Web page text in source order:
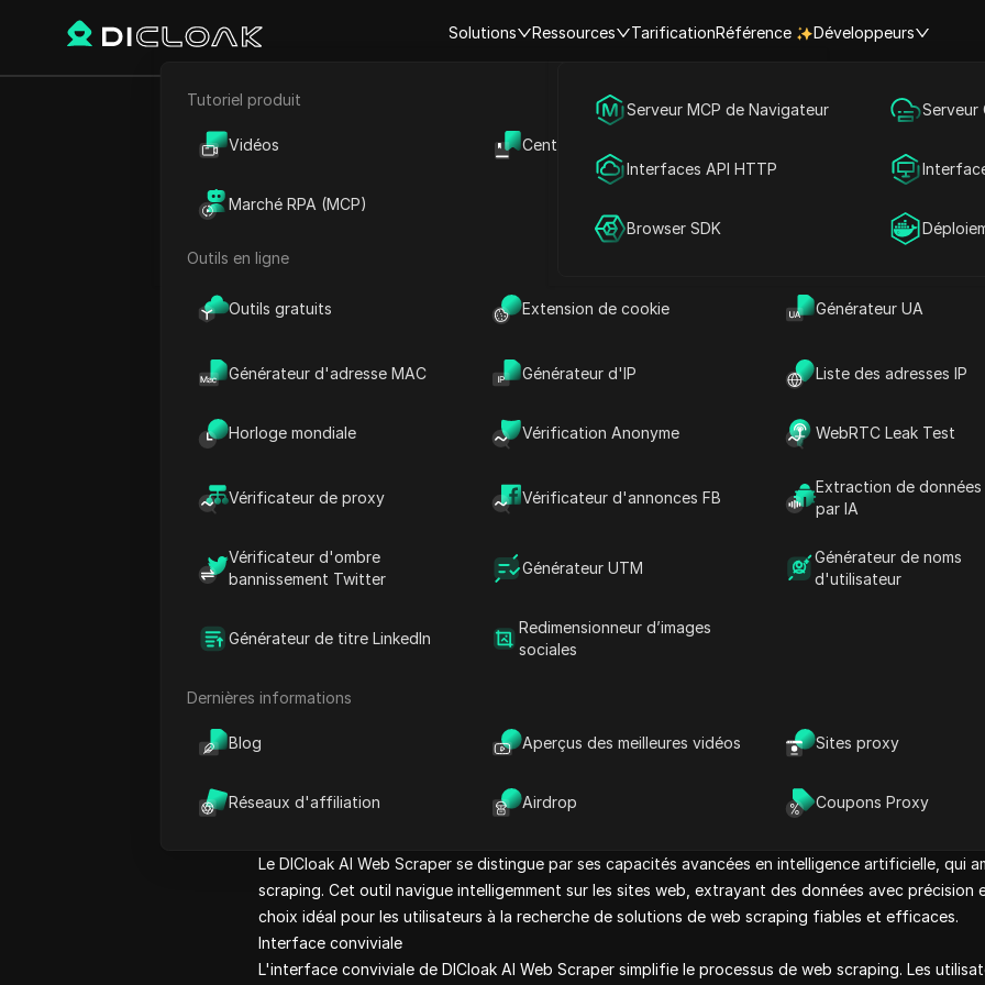
Solutions
E-commerce Marketing des médias sociaux
Publicité
Partage de compte
Ressources
Tutoriel produit
Vidéos Centre d'aide
Marché RPA (MCP)
Outils en ligne
Outils gratuits Extension de cookie Générateur UA
Générateur d'adresse MAC Générateur d'IP Liste des adresses IP
Horloge mondiale Vérification Anonyme WebRTC Leak Test
Vérificateur de proxy Vérificateur d'annonces FB
Extraction de données
par IA
Vérificateur d'ombre
bannissement Twitter
Générateur UTM
Générateur de noms
d'utilisateur
Générateur de titre LinkedIn
Redimensionneur d’images
sociales
Dernières informations
Blog Aperçus des meilleures vidéos Sites proxy
Réseaux d'affiliation Airdrop Coupons Proxy
TarificationRéférence Développeurs
Serveur MCP de Navigateur Serveur
Interfaces API HTTP
Browser SDK
Utilisez le Scraper Etsy
Google Maps Twitter
*Retour
Plus de paramètres
collecte d'informations sur les produits, les prix et les avis des clients, permettant aux utilisateurs
d'optimiser leurs annonces. Avec son interface conviviale, DICloak simplifie le processus de
vendeurs de se concentrer sur la croissance de leur entreprise. Que vous recherchiez des
tendances du marché, DICloak AI Web Scraper est votre solution incontournable pour l'extraction
Qu'est-ce qui rend le scraper Etsy spécial ?
Le DICloak AI Web Scraper se distingue par ses capacités avancées en intelligence artificielle, qui
scraping. Cet outil navigue intelligemment sur les sites web, extrayant des données avec
choix idéal pour les utilisateurs à la recherche de solutions de web scraping fiables et efficaces.
Interface conviviale
L'interface conviviale de DICloak AI Web Scraper simplifie le processus de web scraping. Les